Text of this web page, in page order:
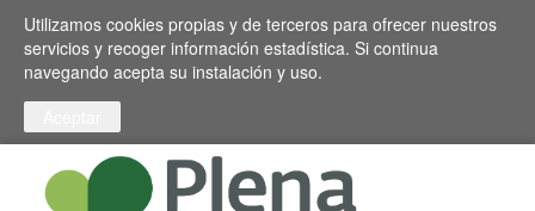
Pasar al contenido principal
Toggle high contrast
Utilizamos cookies propias y de terceros para ofrecer nuestros
servicios y recoger información estadística. Si continua
navegando acepta su instalación y uso.